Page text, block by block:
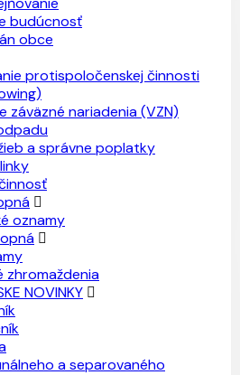
budúcnosť
obce
protispoločenskej činnosti
záväzné nariadenia (VZN)
a správne poplatky
oznamy
zhromaždenia
NOVINKY
a separovaného